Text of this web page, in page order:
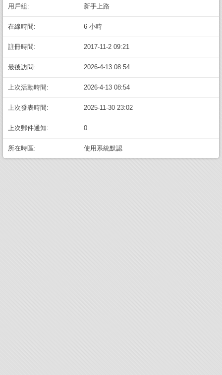
用戶組: 新手上路
在線時間: 6 小時
註冊時間: 2017-11-2 09:21
最後訪問: 2026-4-13 08:54
上次活動時間: 2026-4-13 08:54
上次發表時間: 2025-11-30 23:02
上次郵件通知: 0
所在時區: 使用系統默認